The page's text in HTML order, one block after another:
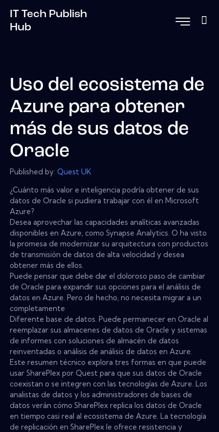
IT Tech Publish
Hub
Uso del ecosistema de
Azure para obtener
más de sus datos de
Oracle
Published by: Quest UK
¿Cuánto más valor e inteligencia podría obtener de sus
datos de Oracle si pudiera trabajar con él en Microsoft
Azure?
Desea aprovechar las capacidades analíticas avanzadas
disponibles en Azure, como Synapse Analytics. O ha visto
la promesa de modernizar su arquitectura con productos
de transmisión de datos de alta velocidad y desea
obtener más de ellos.
Puede pensar que debe dar el doloroso paso de cambiar
de Oracle para expandir sus opciones para el análisis de
datos en Azure. Pero de hecho, no necesita migrar a un
completamente
Diferente base de datos. Puede permanecer en Oracle al
reemplazar sus almacenes de datos de Oracle y sistemas
de informes con soluciones de almacén de datos
reinventadas o análisis de análisis de datos en Azure.
Este resumen técnico explora tres formas en que puede
usar SharePlex por Quest para que sus datos de Oracle
coexistan o se integren con las tecnologías de Azure. Los
analistas de datos y los administradores de bases de
datos verán cómo SharePlex replica los datos de Oracle
en tiempo casi real al ecosistema de Azure. La tecnología
de replicación en SharePlex le ofrece resistencia y